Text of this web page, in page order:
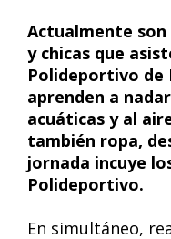
Actualmente son
y chicas que
Polideportivo de
aprenden a
acuáticas y al
también ropa,
jornada incuye
Polideportivo.
En simultáneo,